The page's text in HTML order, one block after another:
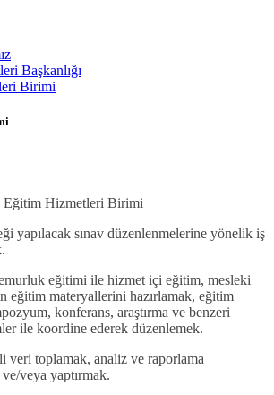
Başkanlığı
Birimi
Eğitim Hizmetleri Birimi
yapılacak sınav düzenlenmelerine yönelik iş
eğitimi ile hizmet içi eğitim, mesleki
eğitim materyallerini hazırlamak, eğitim
konferans, araştırma ve benzeri
ile koordine ederek düzenlemek.
veri toplamak, analiz ve raporlama
ve/veya yaptırmak.